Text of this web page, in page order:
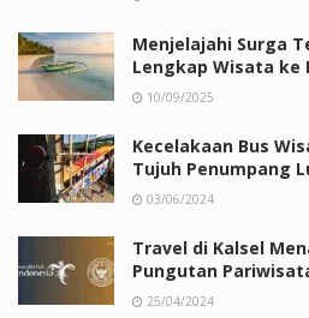
Menjelajahi Surga
Lengkap Wisata ke
10/09/2025
Kecelakaan Bus
Tujuh Penumpang
03/06/2024
Travel di Kalsel
Pungutan
25/04/2024